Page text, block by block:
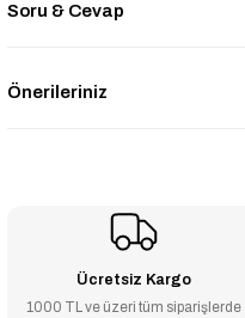
Soru & Cevap
Önerileriniz
Ücretsiz Kargo
1000 TL ve üzeri tüm siparişlerde